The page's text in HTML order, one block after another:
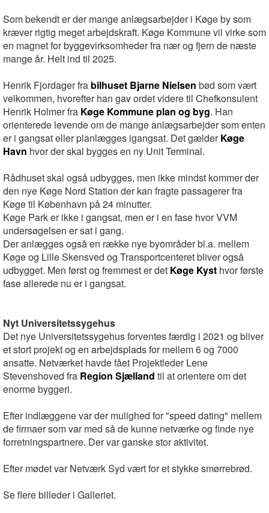
Som bekendt er der mange anlægsarbejder i Køge by som
kræver rigtig meget arbejdskraft. Køge Kommune vil virke som
en magnet for byggevirksomheder fra nær og fjern de næste
mange år. Helt ind til 2025.
Henrik Fjordager fra bilhuset Bjarne Nielsen bød som vært
velkommen, hvorefter han gav ordet videre til Chefkonsulent
Henrik Holmer fra Køge Kommune plan og byg. Han
orienterede levende om de mange anlægsarbejder som enten
er i gangsat eller planlægges igangsat. Det gælderKøge
Havn hvor der skal bygges en ny Unit Terminal.
Rådhuset skal også udbygges, men ikke mindst kommer der
den nye Køge Nord Station der kan fragte passagerer fra
Køge til København på 24 minutter.
Køge Park er ikke i gangsat, men er i en fase hvor VVM
undersøgelsen er sat i gang.
Der anlægges også en række nye byområder bl.a. mellem
Køge og Lille Skensved og Transportcenteret bliver også
udbygget. Men først og fremmest er det Køge Kyst hvor første
fase allerede nu er i gangsat.
Nyt Universitetssygehus
Det nye Universitetssygehus forventes færdig i 2021 og bliver
et stort projekt og en arbejdsplads for mellem 6 og 7000
ansatte. Netværket havde fået Projektleder Lene
Stevenshoved fra Region Sjælland til at orientere om det
enorme byggeri.
Efter indlæggene var der mulighed for "speed dating" mellem
de firmaer som var med så de kunne netværke og finde nye
forretningspartnere. Der var ganske stor aktivitet.
Efter mødet var Netværk Syd vært for et stykke smørrebrød.
Se flere billeder i Galleriet.